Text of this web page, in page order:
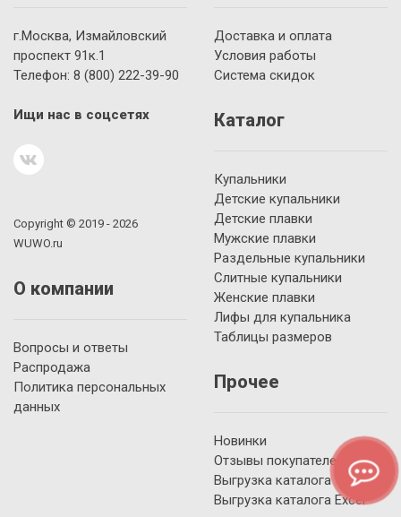
г.Москва, Измайловский
проспект 91к.1
Телефон: 8 (800) 222-39-90
Ищи нас в соцсетях
Copyright © 2019 - 2026
WUWO.ru
О компании
Вопросы и ответы
Распродажа
Политика персональных
данных
Доставка и оплата
Условия работы
Система скидок
Каталог
Купальники
Детские купальники
Детские плавки
Мужские плавки
Раздельные купальники
Слитные купальники
Женские плавки
Лифы для купальника
Таблицы размеров
Прочее
Новинки
Отзывы покупателей
Выгрузка каталога YML
Выгрузка каталога Excel